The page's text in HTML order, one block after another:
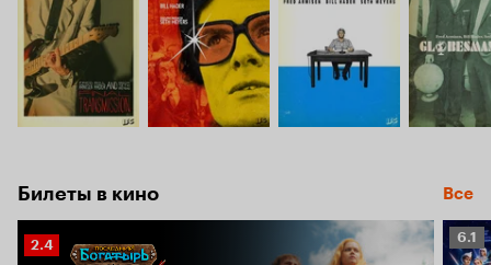
Билеты в кино Все
Рейтинг
2.4 6.1